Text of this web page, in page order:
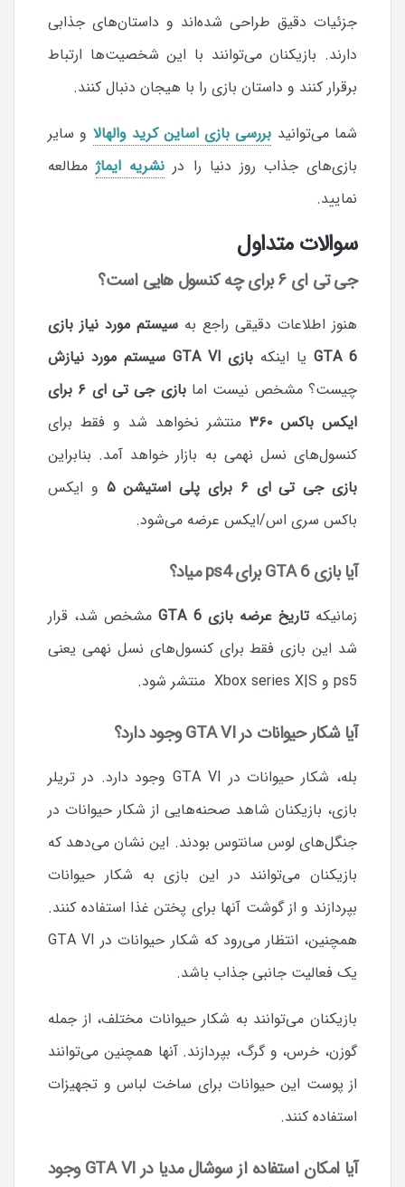
جزئیات دقیق طراحی شده‌اند و داستان‌های جذابی
دارند. بازیکنان می‌توانند با این شخصیت‌ها ارتباط
برقرار کنند و داستان بازی را با هیجان دنبال کنند.
شما می‌توانید بررسی بازی اساین کرید والهالا و سایر
بازی‌های جذاب روز دنیا را در نشریه ایماژمطالعه
نمایید.
سوالات متداول
جی تی ای ۶ برای چه کنسول هایی است؟
هنوز اطلاعات دقیقی راجع به سیستم مورد نیاز بازی
GTA 6 یا اینکه بازی GTA VI سیستم مورد نیازش
چیست؟ مشخص نیست اما
بازی جی تی ای ۶ برای
ایکس باکس ۳۶۰
منتشر نخواهد شد و فقط برای
کنسول‌های نسل نهمی به بازار خواهد آمد. بنابراین
بازی جی تی ای ۶ برای پلی استیشن ۵
و ایکس
باکس سری اس/ایکس عرضه می‌شود.
آیا بازی GTA 6 برای ps4 میاد؟
زمانیکهتاریخ عرضه بازی GTA 6
مشخص شد، قرار
شد این بازی فقط برای کنسول‌های نسل نهمی یعنی
ps5 و Xbox series X|S منتشر شود.
آیا شکار حیوانات در GTA VI وجود دارد؟
بله، شکار حیوانات در GTA VI وجود دارد. در تریلر
بازی، بازیکنان شاهد صحنه‌هایی از شکار حیوانات در
جنگل‌های لوس سانتوس بودند. این نشان می‌دهد که
بازیکنان می‌توانند در این بازی به شکار حیوانات
بپردازند و از گوشت آنها برای پختن غذا استفاده کنند.
همچنین، انتظار می‌رود که شکار حیوانات در GTA VI
یک فعالیت جانبی جذاب باشد.
بازیکنان می‌توانند به شکار حیوانات مختلف، از جمله
گوزن، خرس، و گرگ، بپردازند. آنها همچنین می‌توانند
از پوست این حیوانات برای ساخت لباس و تجهیزات
استفاده کنند.
آیا امکان استفاده از سوشال مدیا درGTA VI وجود